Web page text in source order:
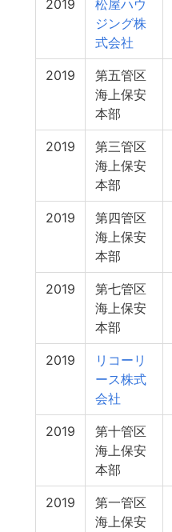
2019
松屋ハウ
ジング株
式会社
2019
第五管区
海上保安
本部
2019
第三管区
海上保安
本部
2019
第四管区
海上保安
本部
2019
第七管区
海上保安
本部
2019
リコーリ
ース株式
会社
2019
第十管区
海上保安
本部
2019
第一管区
海上保安